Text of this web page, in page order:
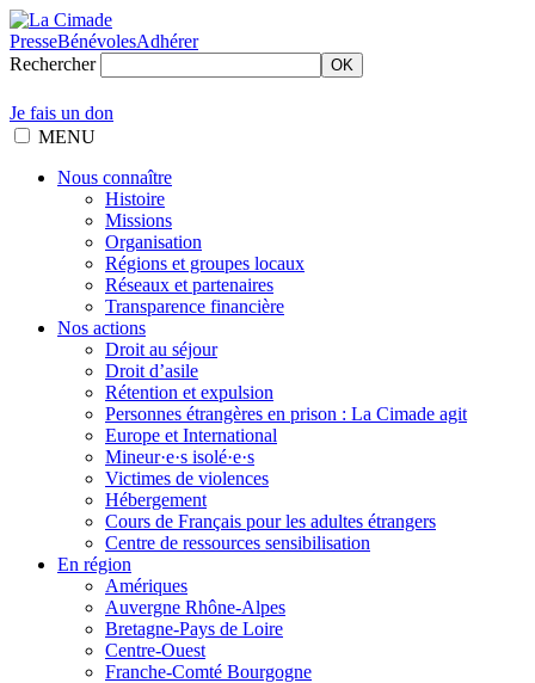
PresseBénévolesAdhérer
Rechercher
OK
Je fais un don
MENU
Nous connaître
Histoire
Missions
Organisation
Régions et groupes locaux
Réseaux et partenaires
Transparence financière
Nos actions
Droit au séjour
Droit d’asile
Rétention et expulsion
Personnes étrangères en prison : La Cimade agit
Europe et International
Mineur·e·s isolé·e·s
Victimes de violences
Hébergement
Cours de Français pour les adultes étrangers
Centre de ressources sensibilisation
En région
Amériques
Auvergne Rhône-Alpes
Bretagne-Pays de Loire
Centre-Ouest
Franche-Comté Bourgogne